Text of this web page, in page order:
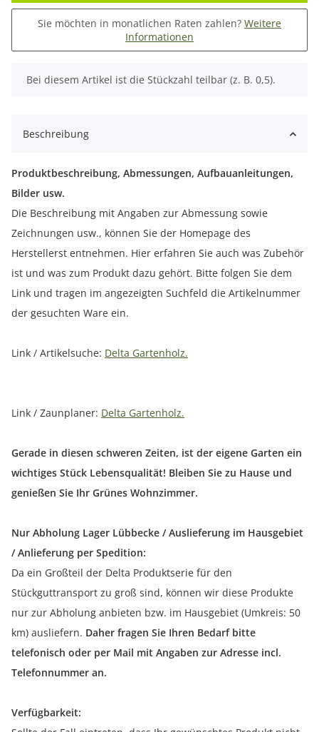
Sie möchten in monatlichen Raten zahlen? Weitere
Informationen
x
Bei diesem Artikel ist die Stückzahl teilbar (z. B. 0,5).
Beschreibung
Produktbeschreibung, Abmessungen, Aufbauanleitungen,
Bilder usw.
Die Beschreibung mit Angaben zur Abmessung sowie
Zeichnungen usw., können Sie der Homepage des
Herstellerst entnehmen. Hier erfahren Sie auch was Zubehör
ist und was zum Produkt dazu gehört. Bitte folgen Sie dem
Link und tragen im angezeigten Suchfeld die Artikelnummer
der gesuchten Ware ein.
Link / Artikelsuche: Delta Gartenholz.
Link / Zaunplaner: Delta Gartenholz.
Gerade in diesen schweren Zeiten, ist der eigene Garten ein
wichtiges Stück Lebensqualität! Bleiben Sie zu Hause und
genießen Sie Ihr Grünes Wohnzimmer.
Nur Abholung Lager Lübbecke / Auslieferung im Hausgebiet
/ Anlieferung per Spedition:
Da ein Großteil der Delta Produktserie für den
Stückguttransport zu groß sind, können wir diese Produkte
nur zur Abholung anbieten bzw. im Hausgebiet (Umkreis: 50
km) ausliefern. Daher fragen Sie Ihren Bedarf bitte
telefonisch oder per Mail mit Angaben zur Adresse incl.
Telefonnummer an.
Verfügbarkeit: